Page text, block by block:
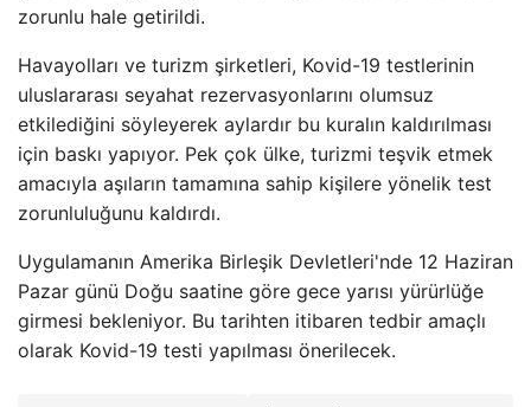
zorunlu hale getirildi.
Havayolları ve turizm şirketleri, Kovid-19 testlerinin
uluslararası seyahat rezervasyonlarını olumsuz
etkilediğini söyleyerek aylardır bu kuralın kaldırılması
için baskı yapıyor. Pek çok ülke, turizmi teşvik etmek
amacıyla aşıların tamamına sahip kişilere yönelik test
zorunluluğunu kaldırdı.
Uygulamanın Amerika Birleşik Devletleri'nde 12 Haziran
Pazar günü Doğu saatine göre gece yarısı yürürlüğe
girmesi bekleniyor. Bu tarihten itibaren tedbir amaçlı
olarak Kovid-19 testi yapılması önerilecek.